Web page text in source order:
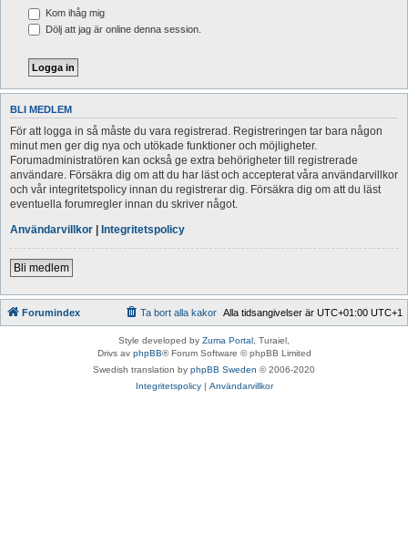
Kom ihåg mig
Dölj att jag är online denna session.
BLI MEDLEM
För att logga in så måste du vara registrerad. Registreringen tar bara någon
minut men ger dig nya och utökade funktioner och möjligheter.
Forumadministratören kan också ge extra behörigheter till registrerade
användare. Försäkra dig om att du har läst och accepterat våra användarvillkor
och vår integritetspolicy innan du registrerar dig. Försäkra dig om att du läst
eventuella forumregler innan du skriver något.
Användarvillkor | Integritetspolicy
Bli medlem
Forumindex Alla tidsangivelser är UTC+01:00 UTC+1
Ta bort alla kakor
Style developed by Zuma Portal , Turaiel,
Drivs av phpBB® Forum Software © phpBB Limited
Swedish translation by phpBB Sweden © 2006-2020
Integritetspolicy| Användarvillkor